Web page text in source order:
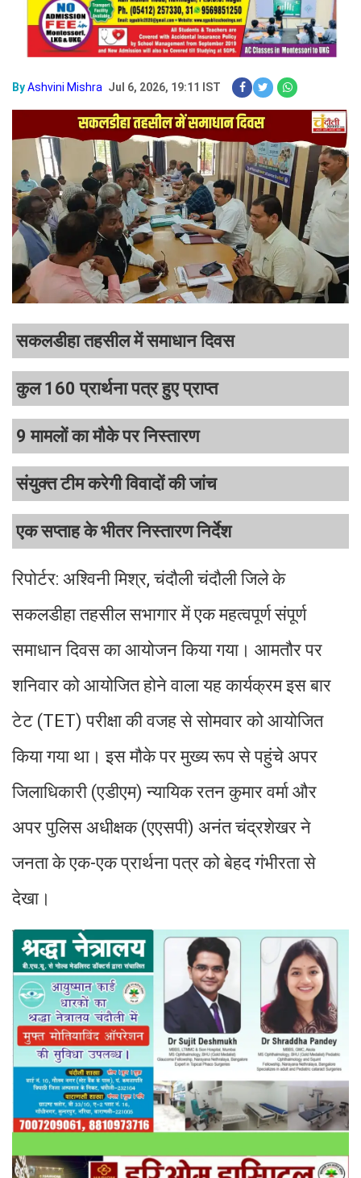
ByAshvini Mishra Jul 6, 2026, 19:11 IST
सकलडीहा तहसील में समाधान दिवस
कुल 160 प्रार्थना पत्र हुए प्राप्त
9 मामलों का मौके पर निस्तारण
संयुक्त टीम करेगी विवादों की जांच
एक सप्ताह के भीतर निस्तारण निर्देश
रिपोर्टर: अश्विनी मिश्र, चंदौली चंदौली जिले के
सकलडीहा तहसील सभागार में एक महत्वपूर्ण संपूर्ण
समाधान दिवस का आयोजन किया गया। आमतौर पर
शनिवार को आयोजित होने वाला यह कार्यक्रम इस बार
टेट (TET) परीक्षा की वजह से सोमवार को आयोजित
किया गया था। इस मौके पर मुख्य रूप से पहुंचे अपर
जिलाधिकारी (एडीएम) न्यायिक रतन कुमार वर्मा और
अपर पुलिस अधीक्षक (एएसपी) अनंत चंद्रशेखर ने
जनता के एक-एक प्रार्थना पत्र को बेहद गंभीरता से
देखा।